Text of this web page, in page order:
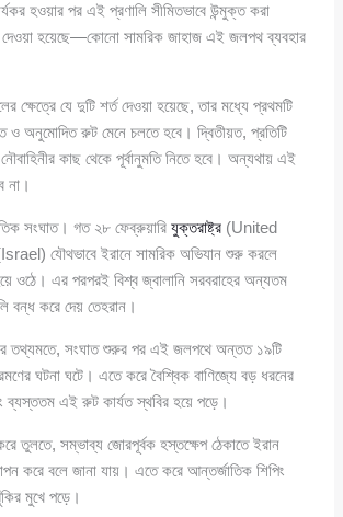
হওয়ার পর এই প্রণালি সীমিতভাবে উন্মুক্ত করা
দেওয়া হয়েছে—কোনো সামরিক জাহাজ এই জলপথ ব্যবহার
ক্ষেত্রে যে দুটি শর্ত দেওয়া হয়েছে, তার মধ্যে প্রথমটি
ও অনুমোদিত রুট মেনে চলতে হবে। দ্বিতীয়ত, প্রতিটি
কাছ থেকে পূর্বানুমতি নিতে হবে। অন্যথায় এই
না।
সংঘাত। গত ২৮ ফেব্রুয়ারিযুক্তরাষ্ট্র (United
যৌথভাবে ইরানে সামরিক অভিযান শুরু করলে
ওঠে। এর পরপরই বিশ্ব জ্বালানি সরবরাহের অন্যতম
বন্ধ করে দেয় তেহরান।
তথ্যমতে, সংঘাত শুরুর পর এই জলপথে অন্তত ১৯টি
ঘটনা ঘটে। এতে করে বৈশ্বিক বাণিজ্যে বড় ধরনের
ব্যস্ততম এই রুট কার্যত স্থবির হয়ে পড়ে।
তুলতে, সম্ভাব্য জোরপূর্বক হস্তক্ষেপ ঠেকাতে ইরান
করে বলে জানা যায়। এতে করে আন্তর্জাতিক শিপিং
মুখে পড়ে।